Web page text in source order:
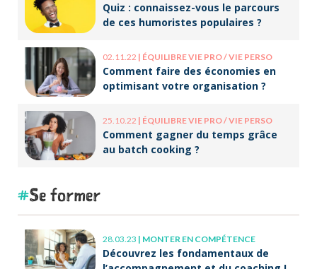
Quiz : connaissez-vous le parcours
de ces humoristes populaires ?
02.11.22 | ÉQUILIBRE VIE PRO / VIE PERSO
Comment faire des économies en
optimisant votre organisation ?
25.10.22 | ÉQUILIBRE VIE PRO / VIE PERSO
Comment gagner du temps grâce
au batch cooking ?
Se former
28.03.23 | MONTER EN COMPÉTENCE
Découvrez les fondamentaux de